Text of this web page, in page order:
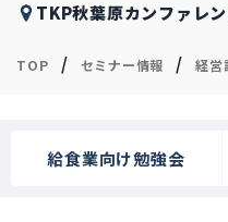
TKP秋葉原カンファレ
TOP / セミナー情報 /経営
給食業向け勉強会